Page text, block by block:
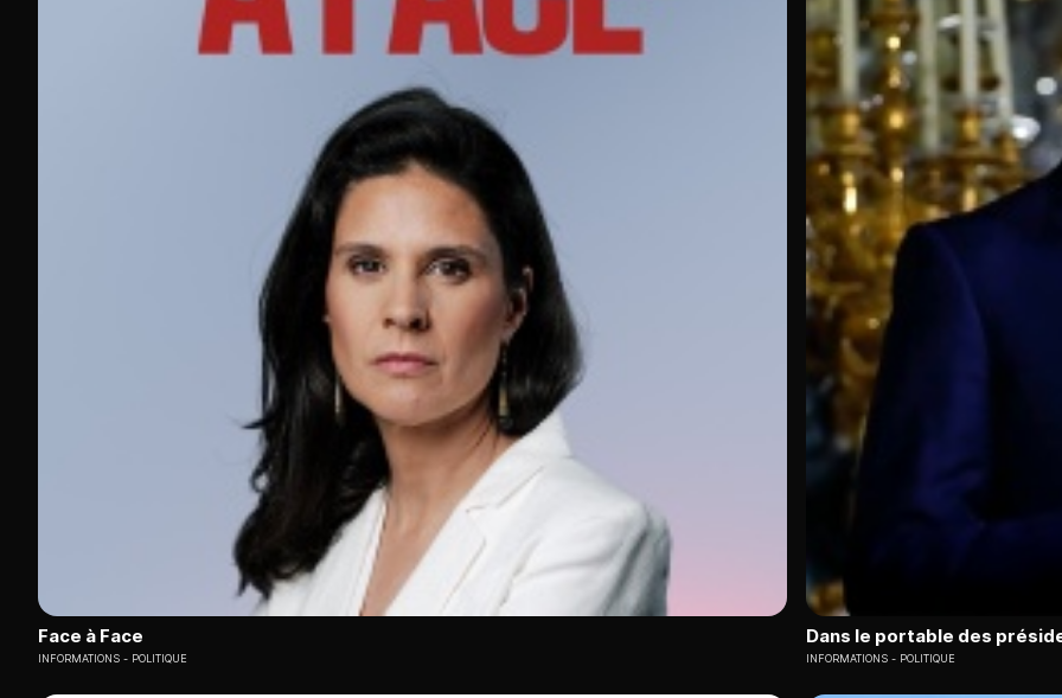
Face à Face
INFORMATIONS POLITIQUE
Dans le portable des
INFORMATIONS POLITIQUE